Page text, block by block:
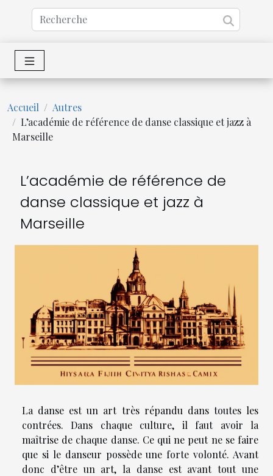
Accueil
Autres
L’académie de référence de danse classique et jazz à
Marseille
L’académie de référence de
danse classique et jazz à
Marseille
La danse est un art très répandu dans toutes les
contrées. Dans chaque culture, il faut avoir la
maîtrise de chaque danse. Ce qui ne peut ne se faire
que si le danseur possède une forte volonté. Avant
donc d’être un art, la danse est avant tout une